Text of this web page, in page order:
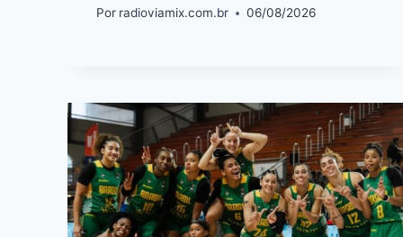
Por radioviamix.com.br 06/08/2026